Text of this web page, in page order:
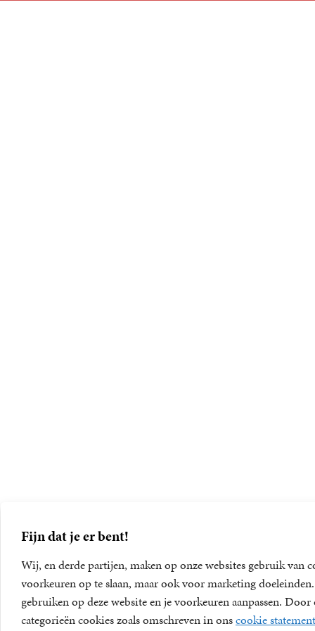
Fijn dat je er bent!
Wij, en derde partijen, maken op onze websites gebruik
voorkeuren op te slaan, maar ook voor marketing
gebruiken op deze website en je voorkeuren aanpassen.
categorieën cookies zoals omschreven in onscookie statement